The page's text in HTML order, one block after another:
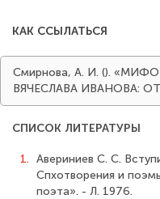
КАК ССЫЛАТЬСЯ
Смирнова, А. И. ().
ВЯЧЕСЛАВА ИВАНОВА:
СПИСОК ЛИТЕРАТУРЫ
1. Авериниев С. С.
Спхотворения и
поэта». - Л. 1976.